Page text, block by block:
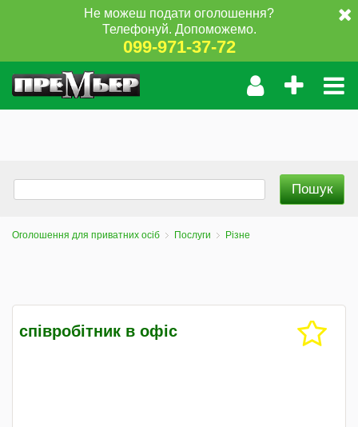
Не можеш подати оголошення?
Телефонуй. Допоможемо.
099-971-37-72
Оголошення для приватних осіб Послуги Різне
співробітник в офіс